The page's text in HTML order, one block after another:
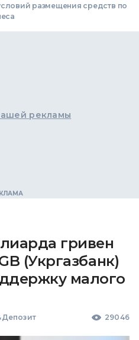
размещения средств по
рекламы
гривен
(Укргазбанк)
малого
29046